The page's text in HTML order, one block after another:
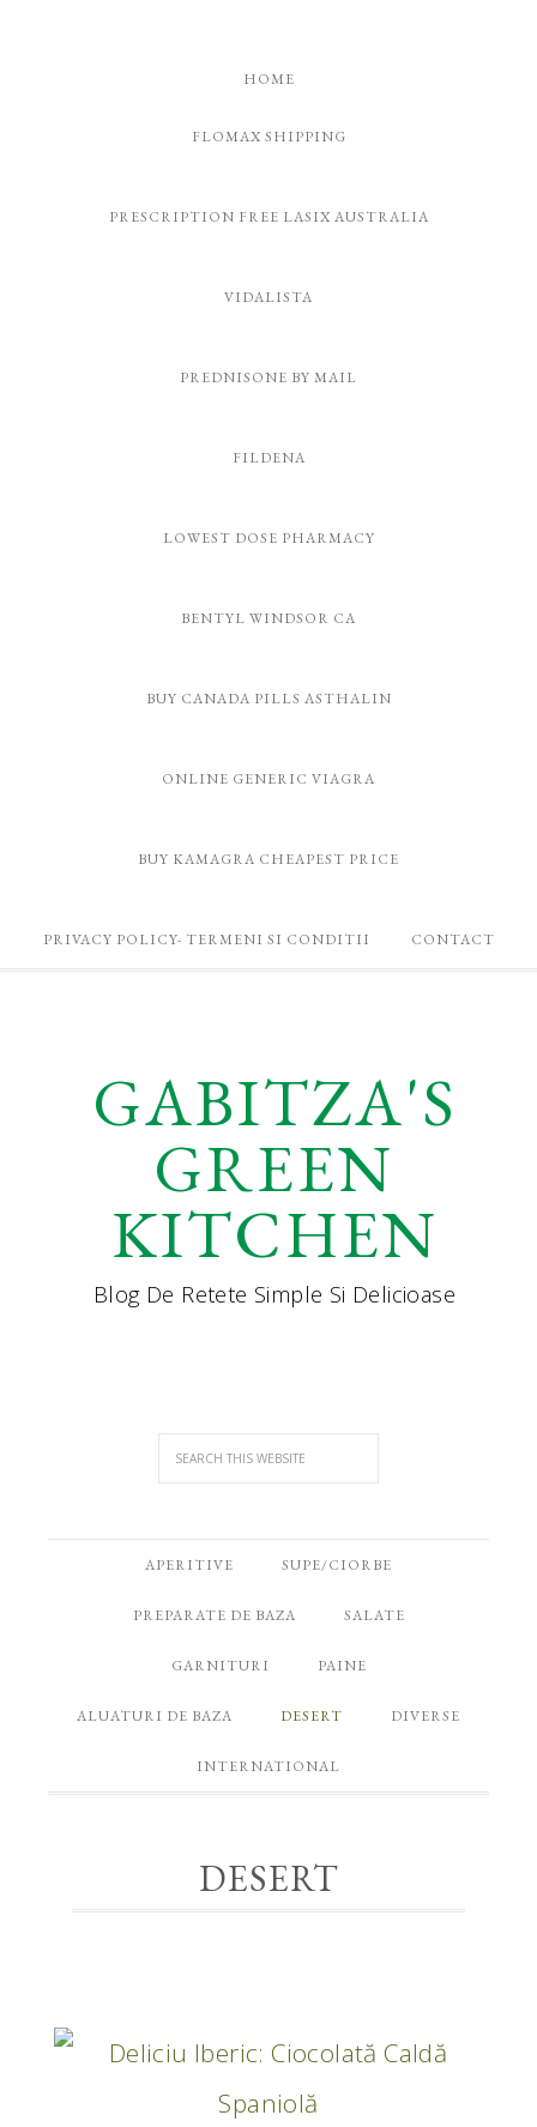
HOME
FLOMAX SHIPPING
PRESCRIPTION FREE LASIX AUSTRALIA
VIDALISTA
PREDNISONE BY MAIL
FILDENA
LOWEST DOSE PHARMACY
BENTYL WINDSOR CA
BUY CANADA PILLS ASTHALIN
ONLINE GENERIC VIAGRA
BUY KAMAGRA CHEAPEST PRICE
PRIVACY POLICY- TERMENI SI CONDITII CONTACT
GABITZA'S
GREEN
KITCHEN
Blog De Retete Simple Si Delicioase
APERITIVE SUPE/CIORBE
PREPARATE DE BAZA SALATE
GARNITURI PAINE
ALUATURI DE BAZA DESERT DIVERSE
INTERNATIONAL
DESERT